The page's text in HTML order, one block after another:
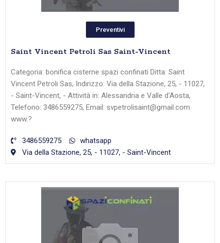
Preventivi
Saint Vincent Petroli Sas Saint-Vincent
Categoria: bonifica cisterne spazi confinati Ditta: Saint
Vincent Petroli Sas, Indirizzo: Via della Stazione, 25, - 11027,
- Saint-Vincent, - Attività in: Alessandria e Valle d'Aosta,
Telefono: 3486559275, Email: svpetrolisaint@gmail.com
www.?
3486559275
whatsapp
Via della Stazione, 25, - 11027, - Saint-Vincent